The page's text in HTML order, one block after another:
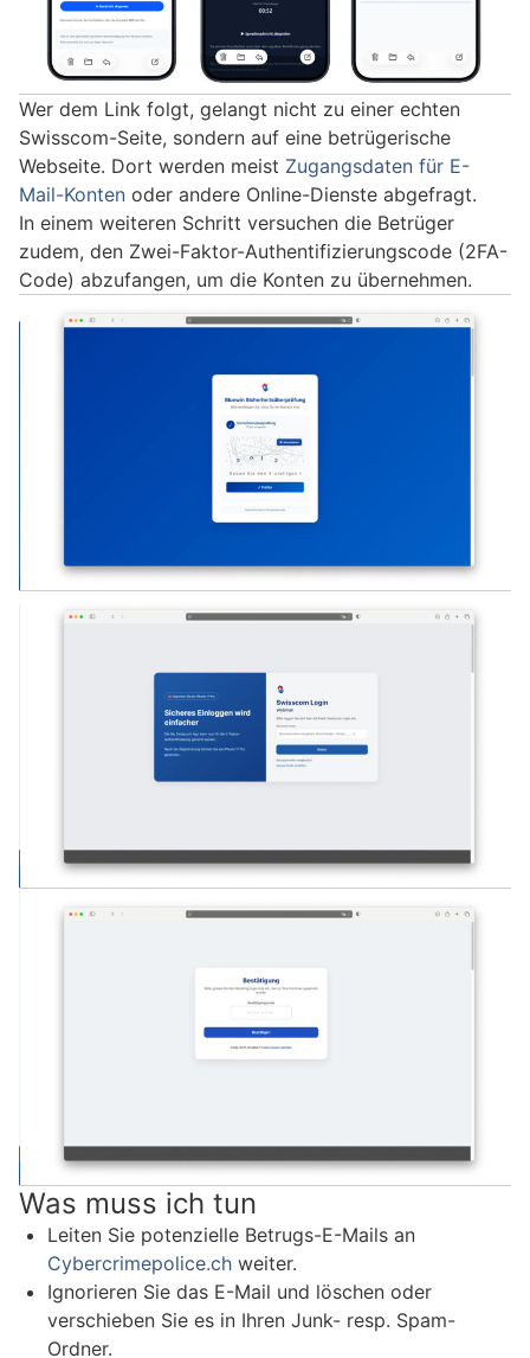
Wer dem Link folgt, gelangt nicht zu einer echten
Swisscom-Seite, sondern auf eine betrügerische
Webseite. Dort werden meist Zugangsdaten für E-
Mail-Konten oder andere Online-Dienste abgefragt.
In einem weiteren Schritt versuchen die Betrüger
zudem, den Zwei-Faktor-Authentifizierungscode (2FA-
Code) abzufangen, um die Konten zu übernehmen.
Was muss ich tun
Leiten Sie potenzielle Betrugs-E-Mails an
Cybercrimepolice.ch weiter.
Ignorieren Sie das E-Mail und löschen oder
verschieben Sie es in Ihren Junk- resp. Spam-
Ordner.